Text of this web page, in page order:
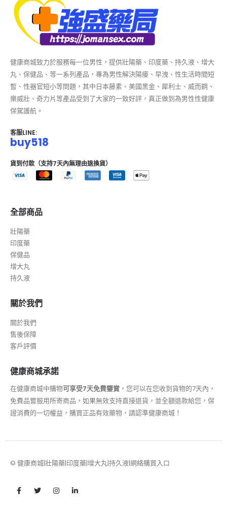
健康商城致力於服務每一位男性，提供壯陽藥、印度藥、持久液、增大
丸、保健品、等一系列產品，專為男性解決陽痿、早洩、性生活時間短
暫、性器官短小等問題，其中日本藤素、美國黑金、犀利士、威而鋼、
樂威壯、奇力片等產品受到了大家的一致好評，真正做到為男性性健康
保駕護航。
客服LINE:
buy518
貨到付款（支持7天內無理由退換貨）
全部商品
壯陽藥
印度藥
保健品
增大丸
持久液
關於我們
關於我們
售後保障
客戶評價
健康商城承諾
在健康商城中購物可享受7天免費鑒賞 ，您可以在您收到貨物的7天內，
免費品嘗服用所寄商品，如果無效支持直接退貨，並全額退款給您，保
證消費的一切權益，購買正品有效藥物，請認準健康商城！
© 健康商城|壯陽藥|印度藥|增大丸|持久液|網絡購買入口